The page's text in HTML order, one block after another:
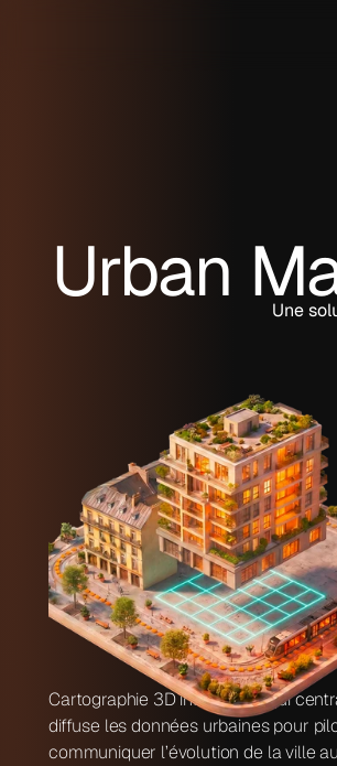
Urban Une
Cartographie 3D intelligente qui
diffuse les données urbaines pour
communiquer l’évolution de la ville